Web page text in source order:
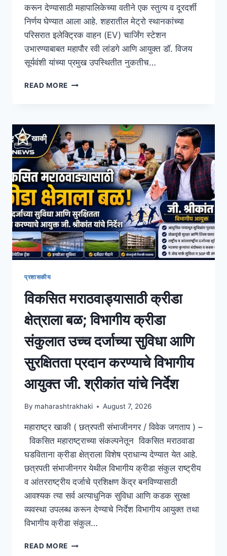
करून देण्यासाठी महापालिकेच्या वतीने एक स्तुत्य व दूरदर्शी
निर्णय घेण्यात आला आहे. शहरातील मेट्रो स्थानकांच्या
परिसरात इलेक्ट्रिक वाहन (EV) चार्जिंग स्टेशन
उभारण्याबाबत महापौर रवी लांडगे आणि आयुक्त डॉ. विजय
सूर्यवंशी यांच्या प्रमुख उपस्थितीत नुकतीच…
READ MORE
प्रशासकीय
विकसित मराठवाड्यासाठी क्रीडा
क्षेत्राला बळ; विभागीय क्रीडा
संकुलात उच्च दर्जाच्या सुविधा आणि
सुरक्षितता प्रदान करण्याचे विभागीय
आयुक्त जी. श्रीकांत यांचे निर्देश
By maharashtrakhaki August 7, 2026
महाराष्ट्र खाकी ( छत्रपती संभाजीनगर / विवेक जगताप ) –
विकसित महाराष्ट्राच्या संकल्पनेतून विकसित मराठवाडा
घडविताना क्रीडा क्षेत्राला विशेष प्राधान्य देण्यात येत आहे.
छत्रपती संभाजीनगर येथील विभागीय क्रीडा संकुल राष्ट्रीय
व आंतरराष्ट्रीय दर्जाचे प्रशिक्षण केंद्र बनविण्यासाठी
आवश्यक त्या सर्व अत्याधुनिक सुविधा आणि कडक सुरक्षा
व्यवस्था उपलब्ध करून देण्याचे निर्देश विभागीय आयुक्त तथा
विभागीय क्रीडा संकुल…
READ MORE